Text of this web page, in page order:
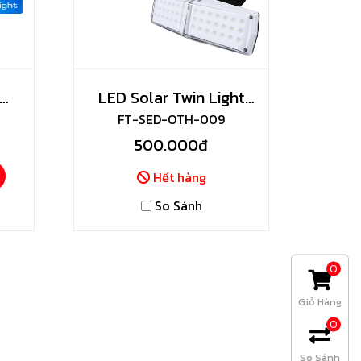
LED Solar Twin Light
7W
FT-SED-OTH-009
500.000đ
Hết hàng
So Sánh
0
Giỏ Hàng
0
So Sánh